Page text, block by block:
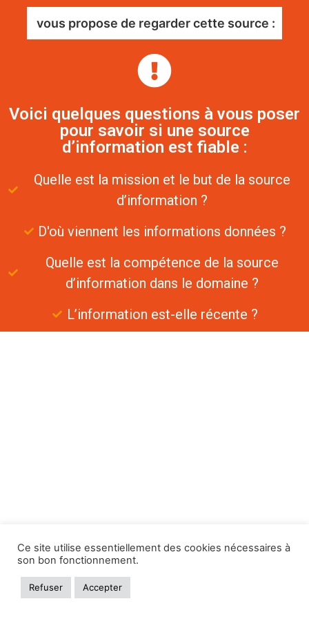
vous propose de regarder cette source :
Voici quelques questions à vous poser
pour savoir si une source
d’information est fiable :
Quelle est la mission et le but de la source
d’information ?
D'où viennent les informations données ?
Quelle est la compétence de la source
d’information dans le domaine ?
L’information est-elle récente ?
Ce site utilise essentiellement des cookies nécessaires à
son bon fonctionnement.
Refuser Accepter